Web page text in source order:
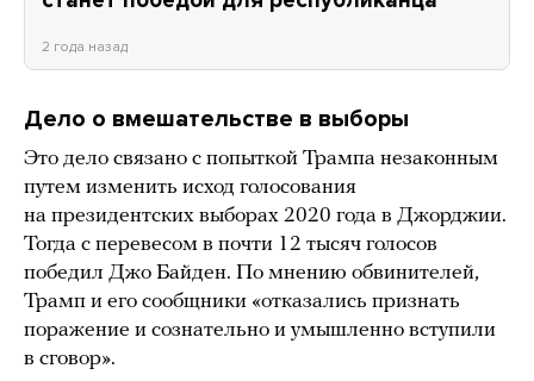
2 года назад
Дело о вмешательстве в выборы
Это дело связано с попыткой Трампа незаконным
путем изменить исход голосования
на президентских выборах 2020 года в Джорджии.
Тогда с перевесом в почти 12 тысяч голосов
победил Джо Байден. По мнению обвинителей,
Трамп и его сообщники «отказались признать
поражение и сознательно и умышленно вступили
в сговор».